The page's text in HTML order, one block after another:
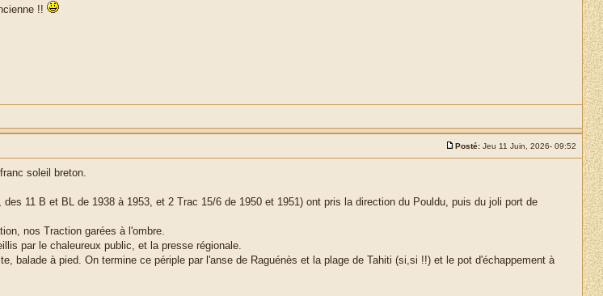
!!
Posté: Jeu 11 Juin, 2026- 09:52
soleil breton.
11 B et BL de 1938 à 1953, et 2 Trac 15/6 de 1950 et 1951) ont pris la direction du Pouldu, puis du joli port de
nos Traction garées à l'ombre.
par le chaleureux public, et la presse régionale.
balade à pied. On termine ce périple par l'anse de Raguénès et la plage de Tahiti (si,si !!) et le pot d'échappement à